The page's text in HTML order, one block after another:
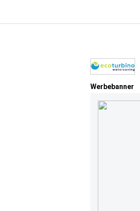
Werbebanner